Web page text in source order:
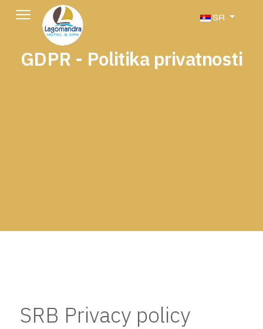
Izaberite vaš
SR
GDPR - Politika privatnosti
SRB Privacy policy